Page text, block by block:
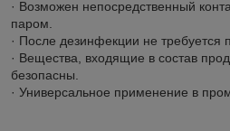
· Возможен непосредственный
паром.
· После дезинфекции не требуется
· Вещества, входящие в состав
безопасны.
· Универсальное применение в